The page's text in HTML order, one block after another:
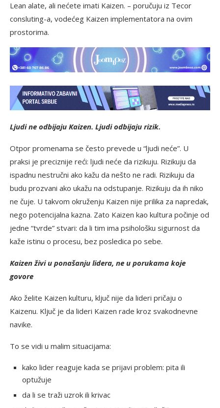
Lean alate, ali nećete imati Kaizen. – poručuju iz Tecor
consluting-a, vodećeg Kaizen implementatora na ovim
prostorima.
Ljudi ne odbijaju Kaizen. Ljudi odbijaju rizik.
Otpor promenama se često prevede u “ljudi neće”. U
praksi je preciznije reći: ljudi neće da rizikuju. Rizikuju da
ispadnu nestručni ako kažu da nešto ne radi. Rizikuju da
budu prozvani ako ukažu na odstupanje. Rizikuju da ih niko
ne čuje. U takvom okruženju Kaizen nije prilika za napredak,
nego potencijalna kazna. Zato Kaizen kao kultura počinje od
jedne “tvrde” stvari: da li tim ima psihološku sigurnost da
kaže istinu o procesu, bez posledica po sebe.
Kaizen živi u ponašanju lidera, ne u porukama koje
govore
Ako želite Kaizen kulturu, ključ nije da lideri pričaju o
Kaizenu. Ključ je da lideri Kaizen rade kroz svakodnevne
navike.
To se vidi u malim situacijama:
kako lider reaguje kada se prijavi problem: pita ili
optužuje
da li se traži uzrok ili krivac